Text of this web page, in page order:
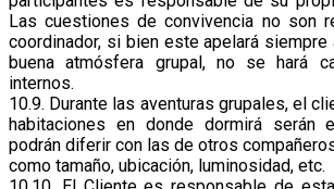
Las cuestiones de convivencia no son
coordinador, si bien este apelará siempre
buena atmósfera grupal, no se hará
internos.
10.9. Durante las aventuras grupales, el
habitaciones en donde dormirá serán
podrán diferir con las de otros
como tamaño, ubicación, luminosidad, etc.